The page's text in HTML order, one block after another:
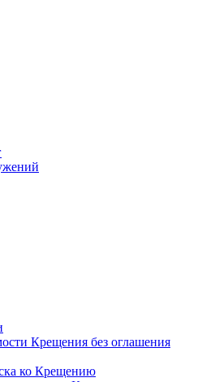
Крещения без оглашения
ко Крещению